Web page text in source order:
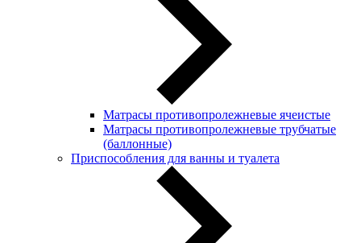
Матрасы противопролежневые ячеистые
Матрасы противопролежневые трубчатые
(баллонные)
Приспособления для ванны и туалета